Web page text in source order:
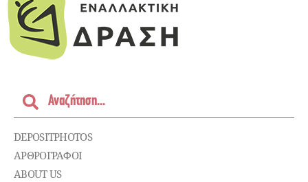
DEPOSITPHOTOS
ΑΡΘΡΟΓΡΑΦΟΙ
ABOUT US